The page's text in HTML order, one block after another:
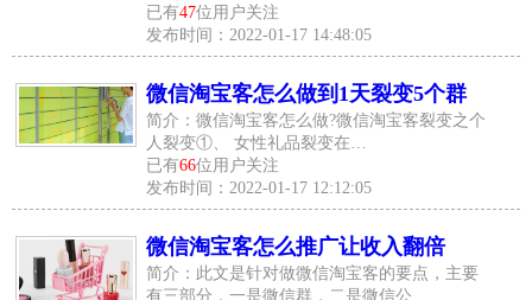
已有47位用户关注
发布时间：2022-01-17 14:48:05
微信淘宝客怎么做到1天裂变5个群
简介：微信淘宝客怎么做?微信淘宝客裂变之个
人裂变①、 女性礼品裂变在…
已有66位用户关注
发布时间：2022-01-17 12:12:05
微信淘宝客怎么推广让收入翻倍
简介：此文是针对做微信淘宝客的要点，主要
有三部分，一是微信群，二是微信公…